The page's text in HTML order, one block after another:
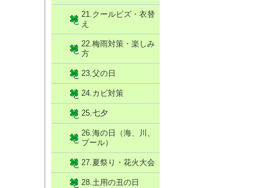
21.クールビズ・衣替
え
22.梅雨対策・楽しみ
方
23.父の日
24.カビ対策
25.七夕
26.海の日（海、川、
プール）
27.夏祭り・花火大会
28.土用の丑の日